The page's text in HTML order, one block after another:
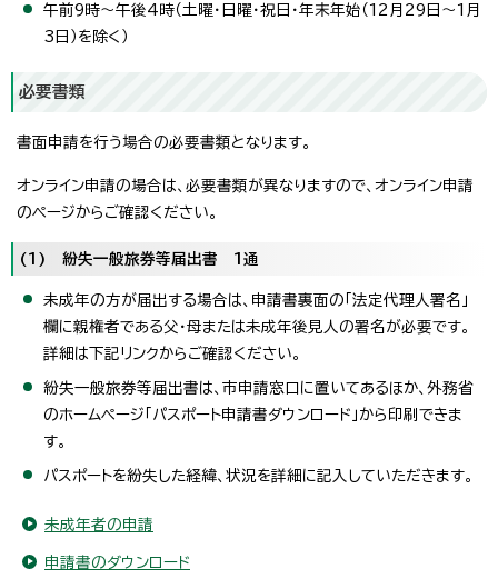
午前9時～午後4時（土曜・日曜・祝日・年末年始（12月29日～1月
3日）を除く）
必要書類
書面申請を行う場合の必要書類となります。
オンライン申請の場合は、必要書類が異なりますので、オンライン申請
のページからご確認ください。
(1) 紛失一般旅券等届出書 1通
未成年の方が届出する場合は、申請書裏面の「法定代理人署名」
欄に親権者である父・母または未成年後見人の署名が必要です。
詳細は下記リンクからご確認ください。
紛失一般旅券等届出書は、市申請窓口に置いてあるほか、外務省
のホームページ「パスポート申請書ダウンロード」から印刷できま
す。
パスポートを紛失した経緯、状況を詳細に記入していただきます。
未成年者の申請
申請書のダウンロード